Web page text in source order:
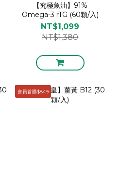
【究極魚油】91%
Omega-3 rTG (60顆/入)
NT$1,099
NT$1,380
會員首購$849